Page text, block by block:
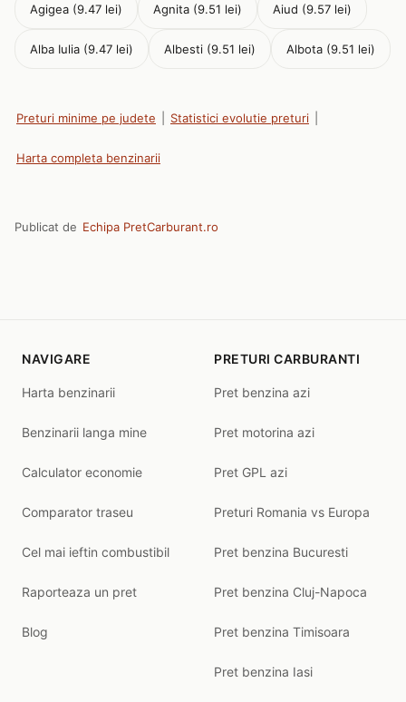
Agigea (9.47 lei) Agnita (9.51 lei) Aiud (9.57 lei)
Alba Iulia (9.47 lei) Albesti (9.51 lei) Albota (9.51 lei)
Preturi minime pe judete Statistici evolutie preturi
Harta completa benzinarii
Publicat de Echipa PretCarburant.ro
NAVIGARE
Harta benzinarii
Benzinarii langa mine
Calculator economie
Comparator traseu
Cel mai ieftin combustibil
Raporteaza un pret
Blog
PRETURI CARBURANTI
Pret benzina azi
Pret motorina azi
Pret GPL azi
Preturi Romania vs Europa
Pret benzina Bucuresti
Pret benzina Cluj-Napoca
Pret benzina Timisoara
Pret benzina Iasi